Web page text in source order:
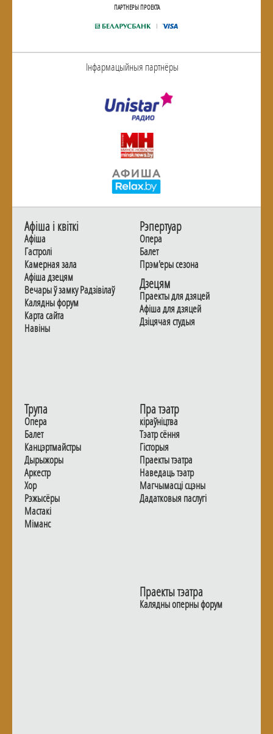
ПАРТНЕРЫ ПРОЕКТА
Інфармацыйныя партнёры
Афiша i квiткi
Афiша
Гастролi
Камерная зала
Афiша дзецям
Вечары ў замку Радзiвiлаў
Калядны форум
Карта сайта
Навiны
Рэпертуар
Опера
Балет
Прэм'еры сезона
Дзецям
Праекты для дзяцей
Афiша для дзяцей
Дзiцячая студыя
Трупа
Опера
Балет
Канцэртмайстры
Дырыжоры
Аркестр
Хор
Рэжысёры
Мастакі
Мiманс
Пра тэатр
кіраўніцтва
Тэатр сёння
Гiсторыя
Праекты тэатра
Наведаць тэатр
Магчымасцi сцэны
Дадаткoвыя паслугi
Праекты тэатра
Калядны оперны форум